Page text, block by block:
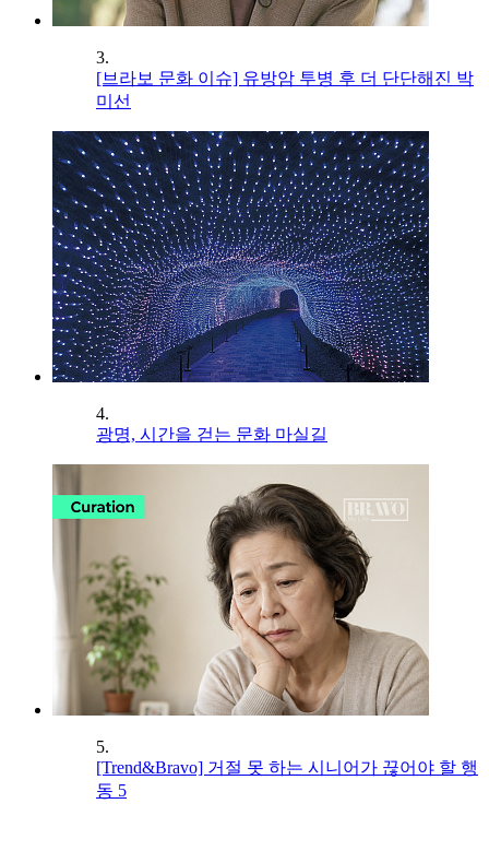
3.
[브라보 문화 이슈] 유방암 투병 후 더 단단해진 박
미선
4.
광명, 시간을 걷는 문화 마실길
5.
[Trend&Bravo] 거절 못 하는 시니어가 끊어야 할 행
동 5